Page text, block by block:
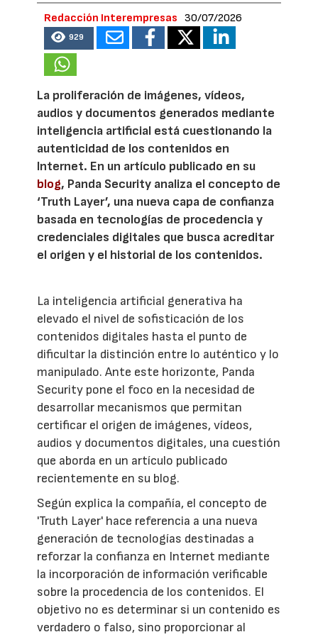
Redacción Interempresas 30/07/2026
929
La proliferación de imágenes, vídeos,
audios y documentos generados mediante
inteligencia artificial está cuestionando la
autenticidad de los contenidos en
Internet. En un artículo publicado en su
blog, Panda Security analiza el concepto de
‘Truth Layer’, una nueva capa de confianza
basada en tecnologías de procedencia y
credenciales digitales que busca acreditar
el origen y el historial de los contenidos.
La inteligencia artificial generativa ha
elevado el nivel de sofisticación de los
contenidos digitales hasta el punto de
dificultar la distinción entre lo auténtico y lo
manipulado. Ante este horizonte, Panda
Security pone el foco en la necesidad de
desarrollar mecanismos que permitan
certificar el origen de imágenes, vídeos,
audios y documentos digitales, una cuestión
que aborda en un artículo publicado
recientemente en su blog.
Según explica la compañía, el concepto de
'Truth Layer' hace referencia a una nueva
generación de tecnologías destinadas a
reforzar la confianza en Internet mediante
la incorporación de información verificable
sobre la procedencia de los contenidos. El
objetivo no es determinar si un contenido es
verdadero o falso, sino proporcionar al